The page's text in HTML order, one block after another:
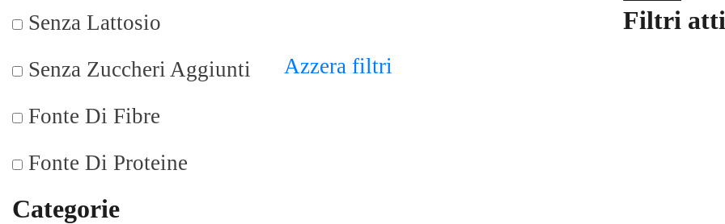
Filtri
Azzera filtri
Senza Lattosio
Senza Zuccheri Aggiunti
Fonte Di Fibre
Fonte Di Proteine
Categorie